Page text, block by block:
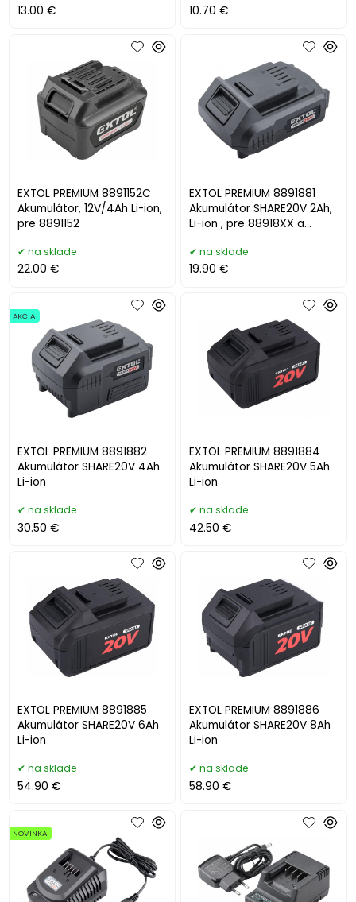
13.00 € 10.70 €
EXTOL PREMIUM 8891152C
Akumulátor, 12V/4Ah Li-ion,
pre 8891152
na sklade
22.00 €
EXTOL PREMIUM 8891881
Akumulátor SHARE20V 2Ah,
Li-ion , pre 88918XX a
na sklade
19.90 €
EXTOL PREMIUM 8891882
Akumulátor SHARE20V 4Ah
Li-ion
AKCIA
na sklade
30.50 €
EXTOL PREMIUM 8891884
Akumulátor SHARE20V 5Ah
Li-ion
na sklade
42.50 €
EXTOL PREMIUM 8891885
Akumulátor SHARE20V 6Ah
Li-ion
na sklade
54.90 €
EXTOL PREMIUM 8891886
Akumulátor SHARE20V 8Ah
Li-ion
na sklade
58.90 €
NOVINKA